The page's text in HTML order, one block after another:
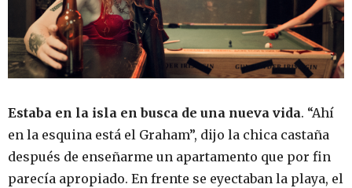
Estaba en la isla en busca de una nueva vida. “Ahí
en la esquina está el Graham”, dijo la chica castaña
después de enseñarme un apartamento que por fin
parecía apropiado. En frente se eyectaban la playa, el